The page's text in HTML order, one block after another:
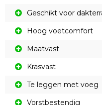
Geschikt voor
Hoog voetcomfort
Maatvast
Krasvast
Te leggen met voeg
Vorstbestendig